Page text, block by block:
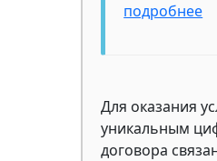
подробнее
Для оказания
уникальным
договора